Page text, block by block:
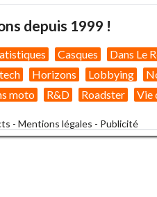
depuis 1999 !
Casques Dans Le
Horizons Lobbying
moto R&D Roadster Vie
- Mentions légales - Publicité